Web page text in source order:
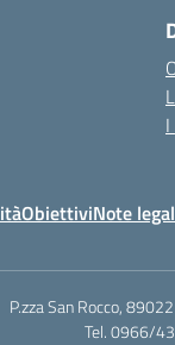
ObiettiviNote
P.zza San Rocco,
Tel. 0966/